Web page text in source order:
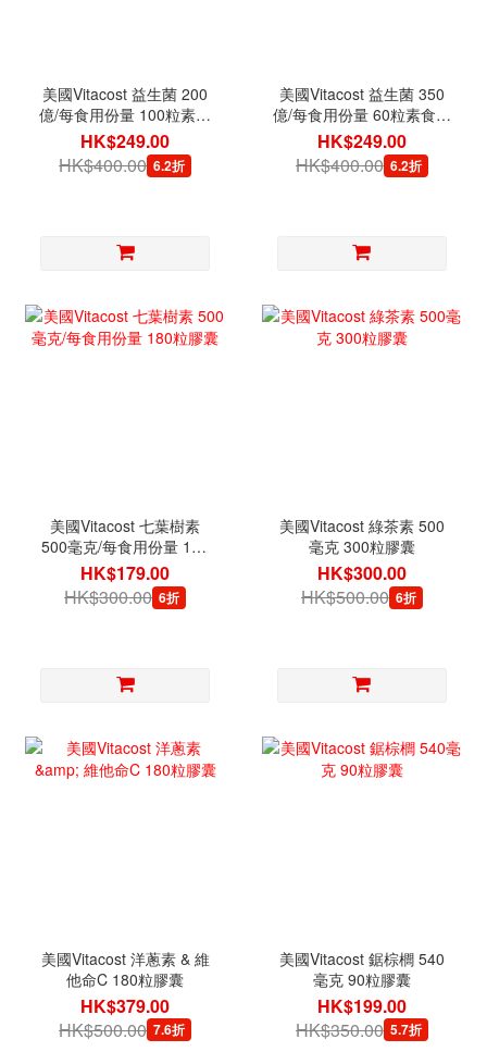
美國Vitacost 益生菌 200
億/每食用份量 100粒素食
膠囊
HK$249.00
HK$400.00 6.2折
美國Vitacost 益生菌 350
億/每食用份量 60粒素食膠
囊
HK$249.00
HK$400.00 6.2折
美國Vitacost 七葉樹素
500毫克/每食用份量 180
粒膠囊
HK$179.00
HK$300.00 6折
美國Vitacost 綠茶素 500
毫克 300粒膠囊
HK$300.00
HK$500.00 6折
美國Vitacost 洋蔥素 & 維
他命C 180粒膠囊
HK$379.00
HK$500.00 7.6折
美國Vitacost 鋸棕櫚 540
毫克 90粒膠囊
HK$199.00
HK$350.00 5.7折